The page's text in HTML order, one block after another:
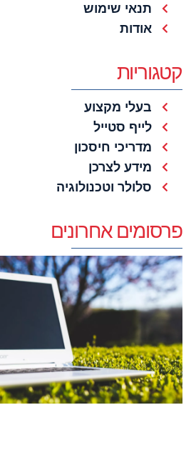
תנאי שימוש
אודות
קטגוריות
בעלי מקצוע
לייף סטייל
מדריכי חיסכון
מידע לצרכן
סלולר וטכנולוגיה
פרסומים אחרונים